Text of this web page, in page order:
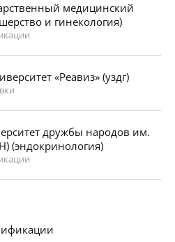
медицинский
и гинекология)
«Реавиз» (уздг)
дружбы народов им.
(эндокринология)